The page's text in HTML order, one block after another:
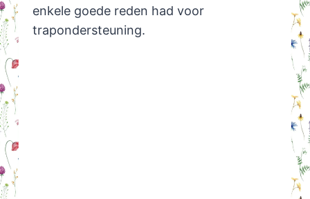
enkele goede reden had voor
trapondersteuning.